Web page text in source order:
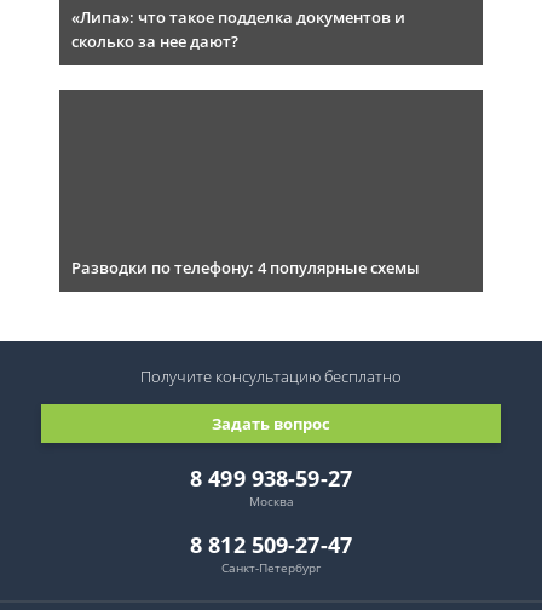
«Липа»: что такое подделка документов и
сколько за нее дают?
Разводки по телефону: 4 популярные схемы
8 499 938-59-27
Москва
8 812 509-27-47
Санкт-Петербург
Задать вопрос
Получите консультациюбесплатно